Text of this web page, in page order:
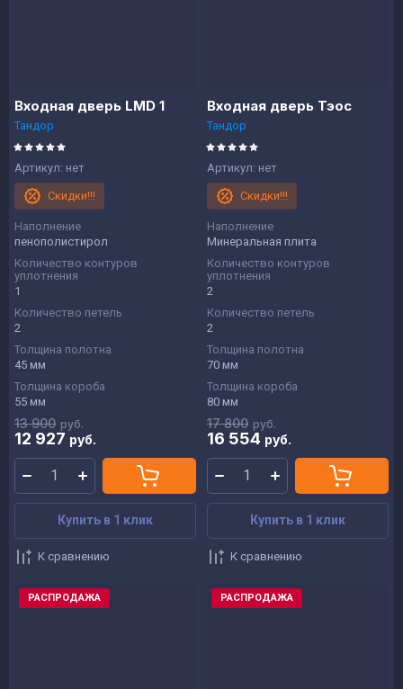
Входная дверь LMD 1
Тандор
Артикул: нет
Скидки!!!
Наполнение
пенополистирол
Количество контуров
уплотнения
1
Количество петель
2
Толщина полотна
45 мм
Толщина короба
55 мм
13 900 руб.
12 927 руб.
Купить в 1 клик
К сравнению
Входная дверь Тэос
Тандор
Артикул: нет
Скидки!!!
Наполнение
Минеральная плита
Количество контуров
уплотнения
2
Количество петель
2
Толщина полотна
70 мм
Толщина короба
80 мм
17 800 руб.
16 554 руб.
Купить в 1 клик
К сравнению
РАСПРОДАЖА РАСПРОДАЖА